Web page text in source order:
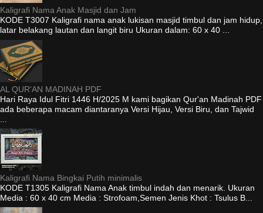
Kaligrafi Nama Anak Masjid dan Jam
KODE T3007 Kaligrafi nama anak lukisan masjid timbul dan jam hidup,
latar belakang lautan dan langit biru Ukuran dalam: 60 x 40 ...
AL QUR'AN MADINAH PDF
Hari Raya Idul Fitri 1446 H/2025 M kami bagikan Qur'an Madinah PDF
ada beberapa macam diantaranya Versi Hijau, Versi Biru, dan Tajwid
Kaligrafi Nama Bingkai Putih minimalis
KODE T1305 Kaligrafi Nama Anak timbul indah dan menarik. Ukuran
Media : 60 x 40 cm Media : Strofoam,Semen Jenis Khot : Tsulus B...